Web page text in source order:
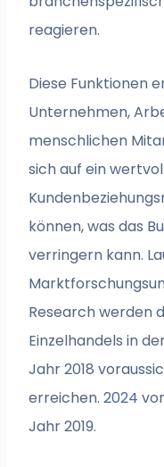
reagieren.
Diese Funktionen
Unternehmen,
menschlichen
sich auf ein
können, was das
verringern kann.
Research werden
Einzelhandels in
Jahr 2018
erreichen.2024
Jahr 2019.